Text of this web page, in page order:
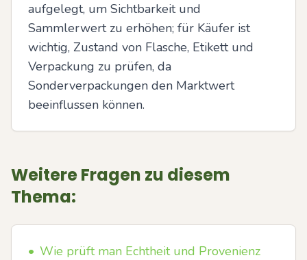
aufgelegt, um Sichtbarkeit und
Sammlerwert zu erhöhen; für Käufer ist
wichtig, Zustand von Flasche, Etikett und
Verpackung zu prüfen, da
Sonderverpackungen den Marktwert
beeinflussen können.
Weitere Fragen zu diesem
Thema:
• Wie prüft man Echtheit und Provenienz